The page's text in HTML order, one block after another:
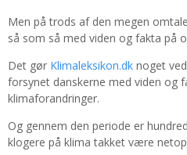
Men på trods af den megen
så som så med viden og fakta på
Det gør Klimaleksikon.dk noget
forsynet danskerne med viden og
klimaforandringer.
Og gennem den periode er
klogere på klima takket være